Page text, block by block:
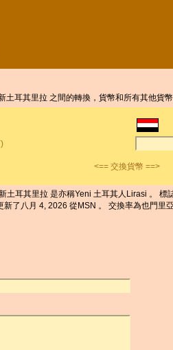
耳其里拉 之間的轉換，貨幣和所有其他貨幣
<== 交換貨幣 ==>
耳其里拉 是亦稱Yeni 土耳其人Lirasi 。
了八月 4, 2026 從MSN 。 交換率為也門里